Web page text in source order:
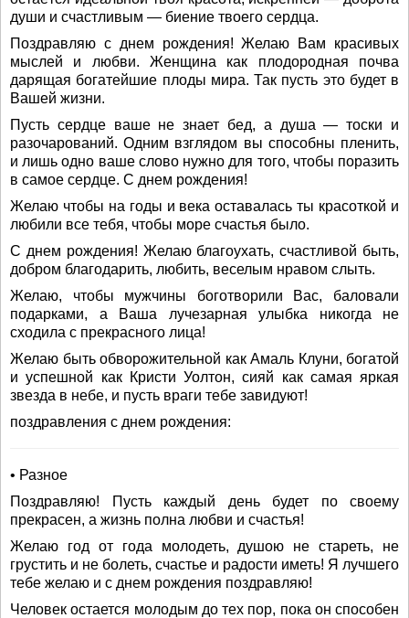
души и счастливым — биение твоего сердца.
Поздравляю с днем рождения! Желаю Вам красивых
мыслей и любви. Женщина как плодородная почва
дарящая богатейшие плоды мира. Так пусть это будет в
Вашей жизни.
Пусть сердце ваше не знает бед, а душа — тоски и
разочарований. Одним взглядом вы способны пленить,
и лишь одно ваше слово нужно для того, чтобы поразить
в самое сердце. С днем рождения!
Желаю чтобы на годы и века оставалась ты красоткой и
любили все тебя, чтобы море счастья было.
С днем рождения! Желаю благоухать, счастливой быть,
добром благодарить, любить, веселым нравом слыть.
Желаю, чтобы мужчины боготворили Вас, баловали
подарками, а Ваша лучезарная улыбка никогда не
сходила с прекрасного лица!
Желаю быть обворожительной как Амаль Клуни, богатой
и успешной как Кристи Уолтон, сияй как самая яркая
звезда в небе, и пусть враги тебе завидуют!
поздравления с днем рождения:
• Разное
Поздравляю! Пусть каждый день будет по своему
прекрасен, а жизнь полна любви и счастья!
Желаю год от года молодеть, душою не стареть, не
грустить и не болеть, счастье и радости иметь! Я лучшего
тебе желаю и с днем рождения поздравляю!
Человек остается молодым до тех пор, пока он способен